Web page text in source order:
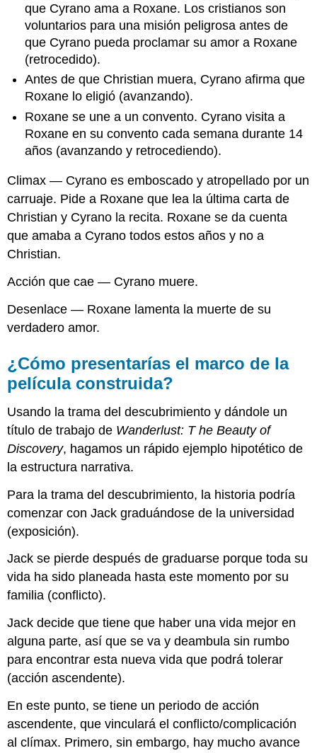
que Cyrano ama a Roxane. Los cristianos son
voluntarios para una misión peligrosa antes de
que Cyrano pueda proclamar su amor a Roxane
(retrocedido).
Antes de que Christian muera, Cyrano afirma que
Roxane lo eligió (avanzando).
Roxane se une a un convento. Cyrano visita a
Roxane en su convento cada semana durante 14
años (avanzando y retrocediendo).
Climax — Cyrano es emboscado y atropellado por un
carruaje. Pide a Roxane que lea la última carta de
Christian y Cyrano la recita. Roxane se da cuenta
que amaba a Cyrano todos estos años y no a
Christian.
Acción que cae — Cyrano muere.
Desenlace — Roxane lamenta la muerte de su
verdadero amor.
¿Cómo presentarías el marco de la
película construida?
Usando la trama del descubrimiento y dándole un
título de trabajo de Wanderlust: T he Beauty of
Discovery, hagamos un rápido ejemplo hipotético de
la estructura narrativa.
Para la trama del descubrimiento, la historia podría
comenzar con Jack graduándose de la universidad
(exposición).
Jack se pierde después de graduarse porque toda su
vida ha sido planeada hasta este momento por su
familia (conflicto).
Jack decide que tiene que haber una vida mejor en
alguna parte, así que se va y deambula sin rumbo
para encontrar esta nueva vida que podrá tolerar
(acción ascendente).
En este punto, se tiene un periodo de acción
ascendente, que vinculará el conflicto/complicación
al clímax. Primero, sin embargo, hay mucho avance